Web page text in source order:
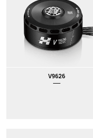
V9626